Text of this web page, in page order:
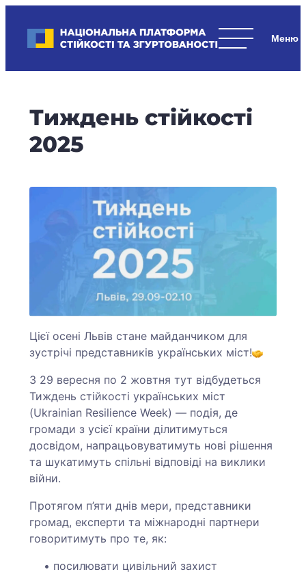
content
Національна платформа стійкості та згуртованості
стратегічні
стійкість
держави
та
згуртованість
Тиждень стійкості
2025
Цієї осені Львів стане майданчиком для
зустрічі представників українських міст!
З 29 вересня по 2 жовтня тут відбудеться
Тиждень стійкості українських міст
(Ukrainian Resilience Week) — подія, де
громади з усієї країни ділитимуться
досвідом, напрацьовуватимуть нові рішення
та шукатимуть спільні відповіді на виклики
війни.
Протягом п’яти днів мери, представники
громад, експерти та міжнародні партнери
говоритимуть про те, як:
посилювати цивільний захист